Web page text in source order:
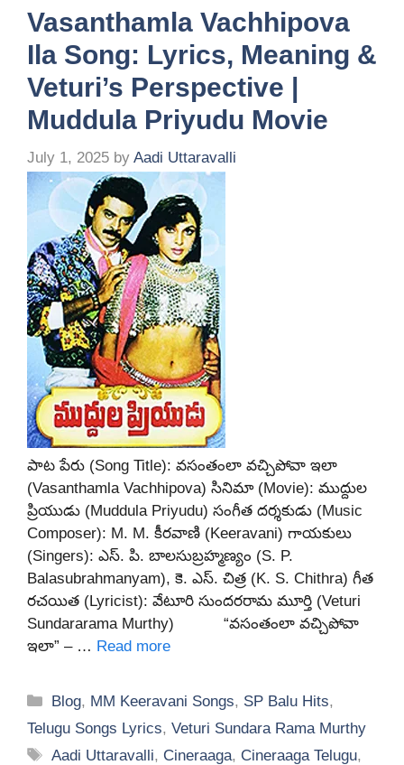
Vasanthamla Vachhipova
Ila Song: Lyrics, Meaning &
Veturi’s Perspective |
Muddula Priyudu Movie
July 1, 2025 by Aadi Uttaravalli
పాట పేరు (Song Title): వసంతంలా వచ్చిపోవా ఇలా
(Vasanthamla Vachhipova) సినిమా (Movie): ముద్దుల
ప్రియుడు (Muddula Priyudu) సంగీత దర్శకుడు (Music
Composer): M. M. కీరవాణి (Keeravani) గాయకులు
(Singers): ఎస్. పి. బాలసుబ్రహ్మణ్యం (S. P.
Balasubrahmanyam), కె. ఎస్. చిత్ర (K. S. Chithra) గీత
రచయిత (Lyricist): వేటూరి సుందరరామ మూర్తి (Veturi
Sundararama Murthy) “వసంతంలా వచ్చిపోవా
ఇలా” – … Read more
Categories
Blog, MM Keeravani Songs, SP Balu Hits,
Telugu Songs Lyrics, Veturi Sundara Rama Murthy
Tags
Aadi Uttaravalli, Cineraaga, Cineraaga Telugu,